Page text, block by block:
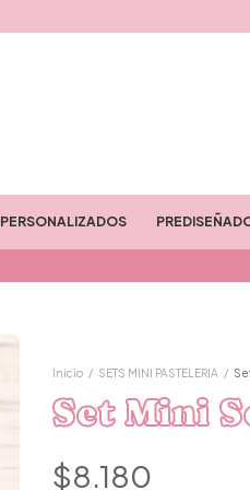
PERSONALIZADOS
Inicio / SETS MINI PASTELERIA /
Set Mini
$8.180